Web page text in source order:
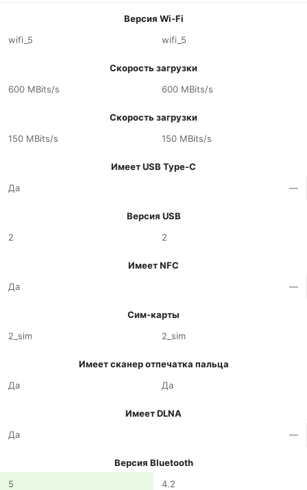
Версия Wi-Fi
wifi_5
wifi_5
Скорость загрузки
600 MBits/s
600 MBits/s
Скорость загрузки
150 MBits/s
150 MBits/s
Имеет USB Type-C
Да
—
Версия USB
2
2
Имеет NFC
Да
—
Сим-карты
2_sim
2_sim
Имеет сканер отпечатка пальца
Да
Да
Имеет DLNA
Да
—
Версия Bluetooth
5
4.2